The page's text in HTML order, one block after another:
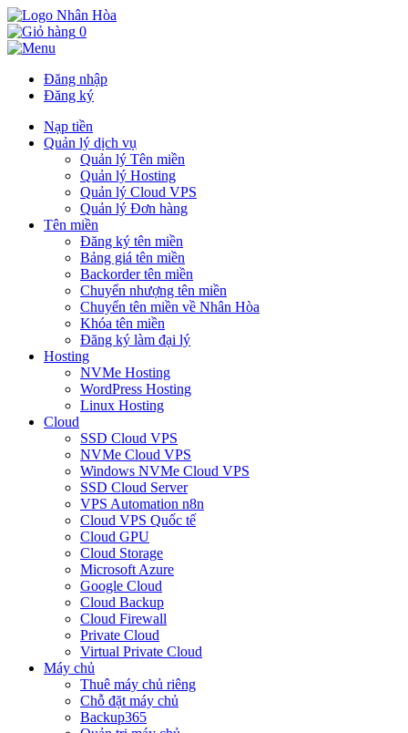
0
Đăng nhập
Đăng ký
Nạp tiền
Quản lý dịch vụ
Quản lý Tên miền
Quản lý Hosting
Quản lý Cloud VPS
Quản lý Đơn hàng
Tên miền
Đăng ký tên miền
Bảng giá tên miền
Backorder tên miền
Chuyển nhượng tên miền
Chuyển tên miền về Nhân Hòa
Khóa tên miền
Đăng ký làm đại lý
Hosting
NVMe Hosting
WordPress Hosting
Linux Hosting
Cloud
SSD Cloud VPS
NVMe Cloud VPS
Windows NVMe Cloud VPS
SSD Cloud Server
VPS Automation n8n
Cloud VPS Quốc tế
Cloud GPU
Cloud Storage
Microsoft Azure
Google Cloud
Cloud Backup
Cloud Firewall
Private Cloud
Virtual Private Cloud
Máy chủ
Thuê máy chủ riêng
Chỗ đặt máy chủ
Backup365